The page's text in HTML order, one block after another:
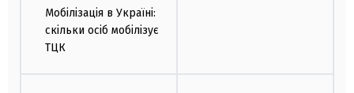
Мобілізація в Україні:
скільки осіб мобілізує
ТЦК